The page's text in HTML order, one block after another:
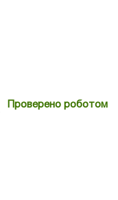
Проверено роботом